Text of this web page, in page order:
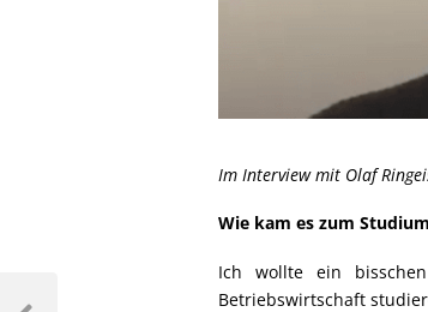
Im Interview mit Olaf
Wie kam es zum
Ich wollte ein
Betriebswirtschaft